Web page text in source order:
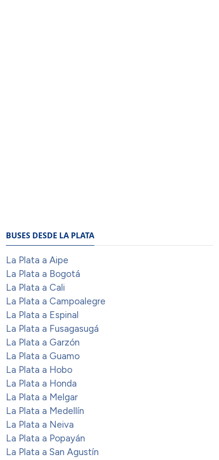
BUSES DESDE LA PLATA
La Plata a Aipe
La Plata a Bogotá
La Plata a Cali
La Plata a Campoalegre
La Plata a Espinal
La Plata a Fusagasugá
La Plata a Garzón
La Plata a Guamo
La Plata a Hobo
La Plata a Honda
La Plata a Melgar
La Plata a Medellín
La Plata a Neiva
La Plata a Popayán
La Plata a San Agustín